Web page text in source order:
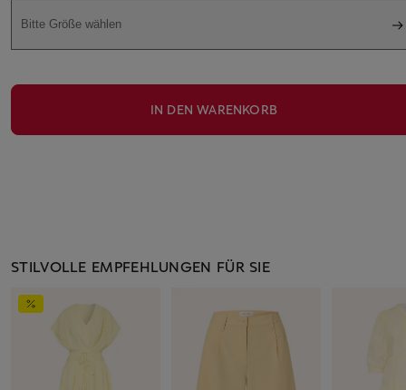
Bitte Größe wählen
IN DEN WARENKORB
STILVOLLE EMPFEHLUNGEN FÜR SIE